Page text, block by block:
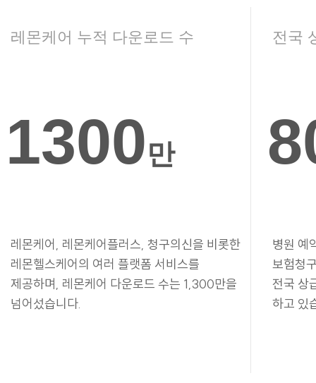
레몬케어 누적 다운로드 수
1300만
레몬케어, 레몬케어플러스, 청구의신을 비롯한
레몬헬스케어의 여러 플랫폼 서비스를
제공하며, 레몬케어 다운로드 수는 1,300만을
넘어섰습니다.
전국
병원 예
보험청
전국 상
하고 있